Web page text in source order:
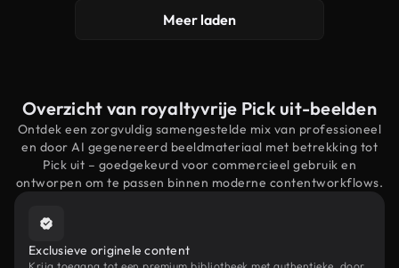
Meer laden
Overzicht van royaltyvrije Pick uit-beelden
Ontdek een zorgvuldig samengestelde mix van professioneel
en door AI gegenereerd beeldmateriaal met betrekking tot
Pick uit – goedgekeurd voor commercieel gebruik en
ontworpen om te passen binnen moderne contentworkflows.
Exclusieve originele content